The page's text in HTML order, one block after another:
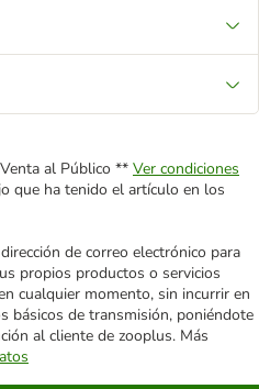
al Público ** Ver condiciones
que ha tenido el artículo en los
de correo electrónico para
propios productos o servicios
cualquier momento, sin incurrir en
básicos de transmisión, poniéndote
al cliente de zooplus. Más